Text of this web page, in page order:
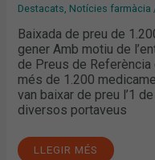
Destacats Notícies farmàcia
Baixada de preu de
gener Amb motiu de
de Preus de
més de 1.200
van baixar de preu l’1
diversos portaveus
LLEGIR MÉS